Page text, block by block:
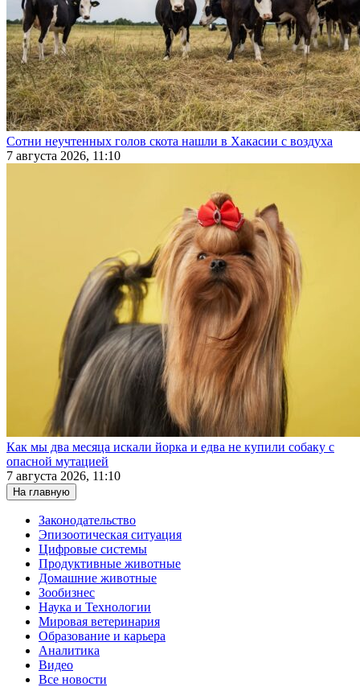
Сотни неучтенных голов скота нашли в Хакасии с воздуха
7 августа 2026, 11:10
Как мы два месяца искали йорка и едва не купили собаку с
опасной мутацией
7 августа 2026, 11:10
На главную
Законодательство
Эпизоотическая ситуация
Цифровые системы
Продуктивные животные
Домашние животные
Зообизнес
Наука и Технологии
Мировая ветеринария
Образование и карьера
Аналитика
Видео
Все новости